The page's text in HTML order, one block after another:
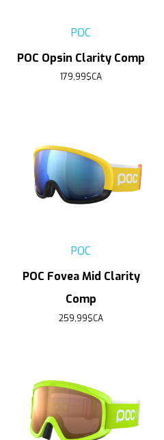
POC
POC Opsin Clarity Comp
179,99$CA
POC
POC Fovea Mid Clarity
Comp
259,99$CA